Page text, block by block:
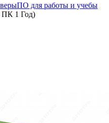
ПО для работы и учебы
ПК 1 Год)